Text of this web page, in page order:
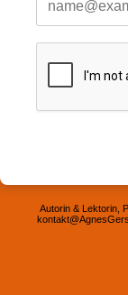
Autorin & Lektorin,